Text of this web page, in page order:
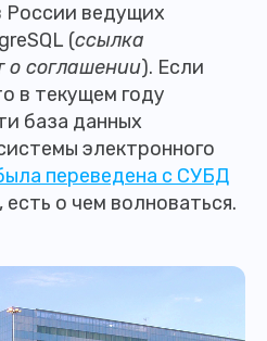
ведущих
(ссылка
соглашении). Если
в текущем году
база данных
электронного
переведена с СУБД
, есть о чем волноваться.